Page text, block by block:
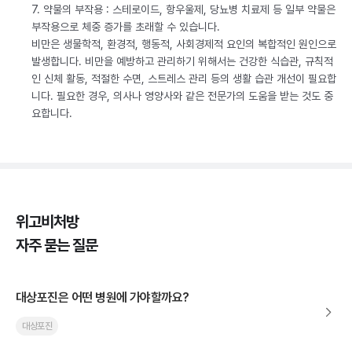
7. 약물의 부작용 : 스테로이드, 항우울제, 당뇨병 치료제 등 일부 약물은
부작용으로 체중 증가를 초래할 수 있습니다.
비만은 생물학적, 환경적, 행동적, 사회경제적 요인의 복합적인 원인으로
발생합니다. 비만을 예방하고 관리하기 위해서는 건강한 식습관, 규칙적
인 신체 활동, 적절한 수면, 스트레스 관리 등의 생활 습관 개선이 필요합
니다. 필요한 경우, 의사나 영양사와 같은 전문가의 도움을 받는 것도 중
요합니다.
위고비처방
자주 묻는 질문
대상포진은 어떤 병원에 가야할까요?
대상포진